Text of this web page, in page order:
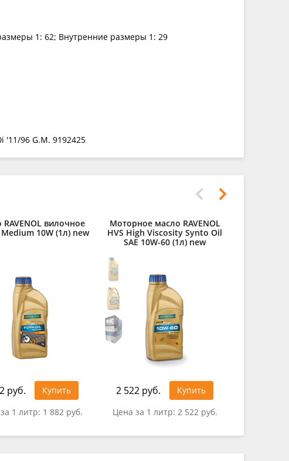
1: 62; Внутренние размеры 1: 29
'11/96 G.M. 9192425
вилочное
10W (1л) new
руб.
Купить
1 литр: 1 882 руб.
Моторное масло RAVENOL
HVS High Viscosity Synto Oil
SAE 10W-60 (1л) new
2 522 руб.
Купить
Цена за 1 литр: 2 522 руб.